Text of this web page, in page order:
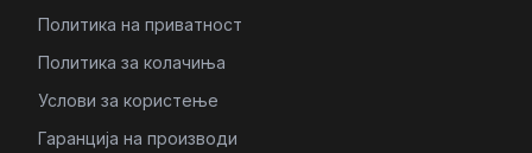
Политика на приватност
Политика за колачиња
Услови за користење
Гаранција на производи